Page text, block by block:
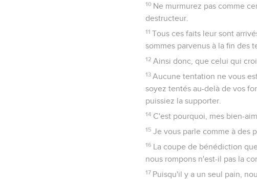
10 Ne murmurez pas comme
destructeur.
11 Tous ces faits leur sont
sommes parvenus à la fin des
12 Ainsi donc, que celui qui
13 Aucune tentation ne vous
soyez tentés au-delà de vos
puissiez la supporter.
14 C'est pourquoi, mes bien-
15 Je vous parle comme à des
16 La coupe de bénédiction
nous rompons n'est-il pas la
17 Puisqu'il y a un seul pain,